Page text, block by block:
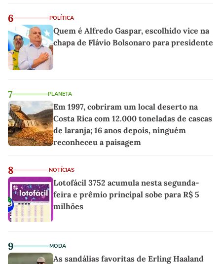
6 POLÍTICA
Quem é Alfredo Gaspar, escolhido vice na
chapa de Flávio Bolsonaro para presidente
7 PLANETA
Em 1997, cobriram um local deserto na
Costa Rica com 12.000 toneladas de cascas
de laranja; 16 anos depois, ninguém
reconheceu a paisagem
8 NOTÍCIAS
Lotofácil 3752 acumula nesta segunda-
feira e prêmio principal sobe para R$ 5
milhões
9 MODA
As sandálias favoritas de Erling Haaland